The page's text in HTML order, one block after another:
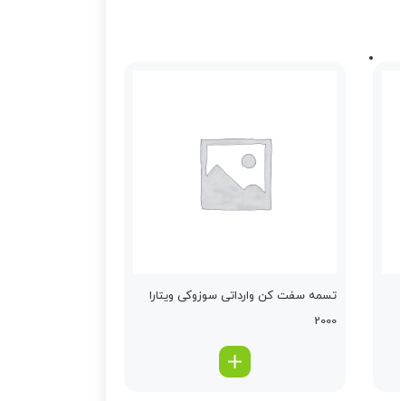
تسمه سفت كن وارداتی سوزوکی ویتارا
2000